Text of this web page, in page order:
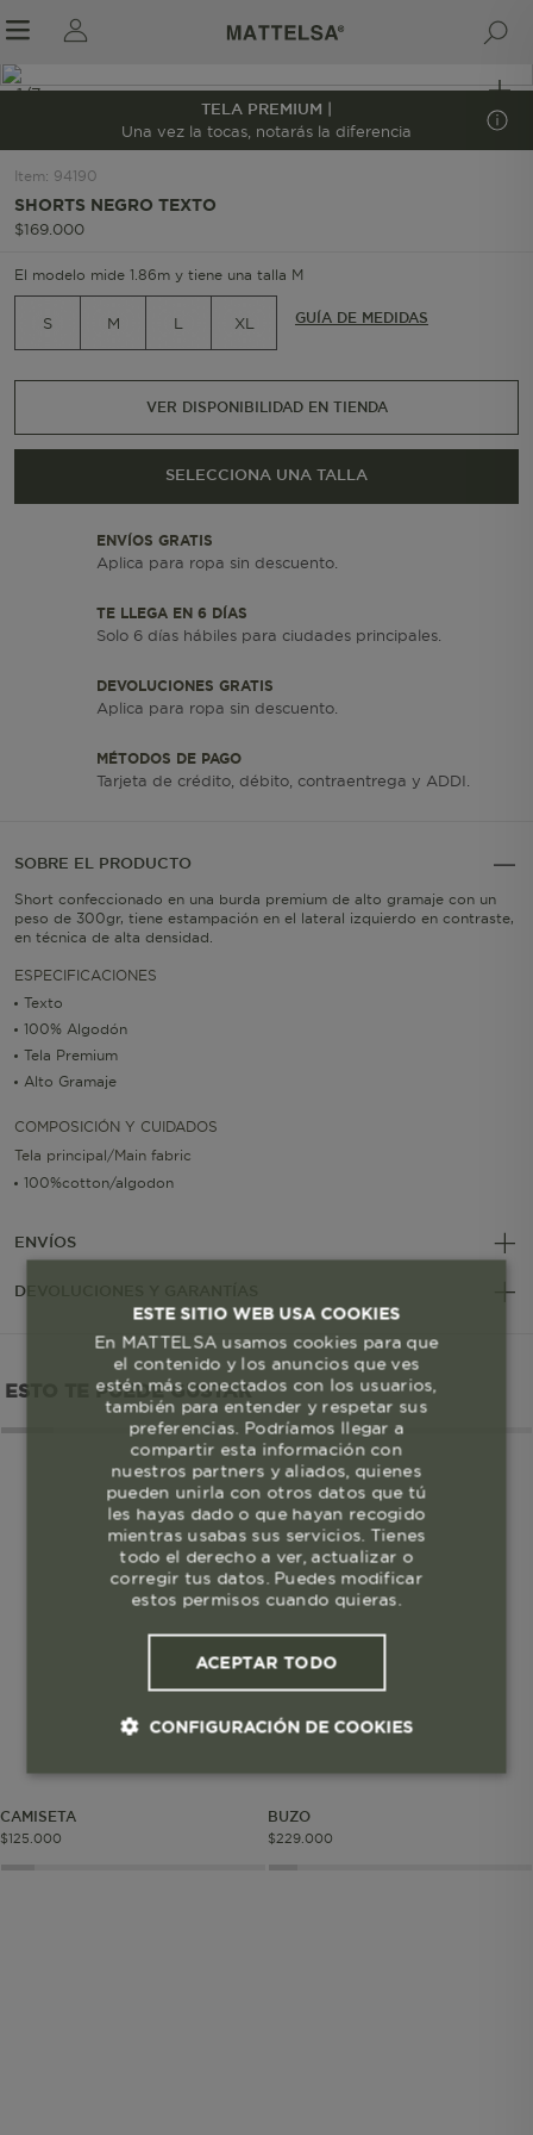
submenu
1/7
TELA PREMIUM |
Una vez la tocas, notarás la diferencia
Item: 94190
SHORTS NEGRO TEXTO
$169 000
El modelo mide 1.86m y tiene una talla M
S M L XL GUÍA DE MEDIDAS
VER DISPONIBILIDAD EN TIENDA
SELECCIONA UNA TALLA
ENVÍOS GRATIS
Aplica para ropa sin descuento.
TE LLEGA EN 6 DÍAS
Solo 6 días hábiles para ciudades principales.
DEVOLUCIONES GRATIS
Aplica para ropa sin descuento.
MÉTODOS DE PAGO
Tarjeta de crédito, débito, contraentrega y ADDI.
SOBRE EL PRODUCTO
Short confeccionado en una burda premium de alto gramaje con un
peso de 300gr, tiene estampación en el lateral izquierdo en contraste,
en técnica de alta densidad.
ESPECIFICACIONES
Texto
100% Algodón
Tela Premium
Alto Gramaje
COMPOSICIÓN Y CUIDADOS
Tela principal/Main fabric
100%cotton/algodon
ENVÍOS
DEVOLUCIONES Y GARANTÍAS
ESTO TE PUEDE GUSTAR
CAMISETA
$125 000
BUZO
$229. 000
ESTE SITIO WEB USA COOKIES
En MATTELSA usamos cookies para que
el contenido y los anuncios que ves
estén más conectados con los usuarios,
también para entender y respetar sus
preferencias. Podríamos llegar a
compartir esta información con
nuestros partners y aliados, quienes
pueden unirla con otros datos que tú
les hayas dado o que hayan recogido
mientras usabas sus servicios. Tienes
todo el derecho a ver, actualizar o
corregir tus datos. Puedes modificar
estos permisos cuando quieras.
ACEPTAR TODO
CONFIGURACIÓN DE COOKIES